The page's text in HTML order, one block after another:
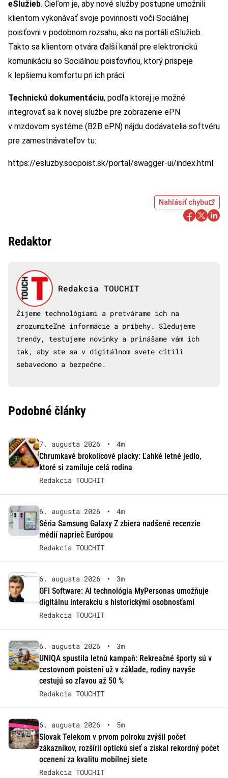
eSlužieb. Cieľom je, aby nové služby postupne umožnili
klientom vykonávať svoje povinnosti voči Sociálnej
poisťovni v podobnom rozsahu, ako na portáli eSlužieb.
Takto sa klientom otvára ďalší kanál pre elektronickú
komunikáciu so Sociálnou poisťovňou, ktorý prispeje
k lepšiemu komfortu pri ich práci.
Technickú dokumentáciu, podľa ktorej je možné
integrovať sa k novej službe pre zobrazenie ePN
v mzdovom systéme (B2B ePN) nájdu dodávatelia softvéru
pre zamestnávateľov tu:
https://esluzby.socpoist.sk/portal/swagger-ui/index.html
Nahlásiť chybu
Redaktor
Redakcia TOUCHIT
Žijeme technológiami a pretvárame ich na
zrozumiteľné informácie a príbehy. Sledujeme
trendy, testujeme novinky a prinášame vám ich
tak, aby ste sa v digitálnom svete cítili
sebavedomo a bezpečne.
Podobné články
7. augusta 2026 •
4m
Chrumkavé brokolicové placky: Ľahké letné jedlo,
ktoré si zamiluje celá rodina
Redakcia TOUCHIT
6. augusta 2026 •
4m
Séria Samsung Galaxy Z zbiera nadšené recenzie
médií naprieč Európou
Redakcia TOUCHIT
6. augusta 2026 •
3m
GFI Software: AI technológia MyPersonas umožňuje
digitálnu interakciu s historickými osobnosťami
Redakcia TOUCHIT
6. augusta 2026 •
3m
UNIQA spustila letnú kampaň: Rekreačné športy sú v
cestovnom poistení už v základe, rodiny navyše
cestujú so zľavou až 50 %
Redakcia TOUCHIT
6. augusta 2026 •
5m
Slovak Telekom v prvom polroku zvýšil počet
zákazníkov, rozšíril optickú sieť a získal rekordný počet
ocenení za kvalitu mobilnej siete
Redakcia TOUCHIT